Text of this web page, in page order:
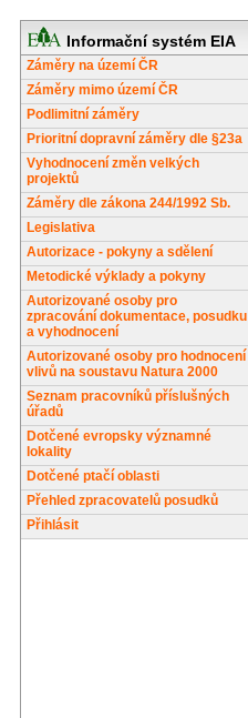
Informační systém EIA
Záměry na území ČR
Záměry mimo území ČR
Podlimitní záměry
Prioritní dopravní záměry dle §23a
Vyhodnocení změn velkých
projektů
Záměry dle zákona 244/1992 Sb.
Legislativa
Autorizace - pokyny a sdělení
Metodické výklady a pokyny
Autorizované osoby pro
zpracování dokumentace, posudku
a vyhodnocení
Autorizované osoby pro hodnocení
vlivů na soustavu Natura 2000
Seznam pracovníků příslušných
úřadů
Dotčené evropsky významné
lokality
Dotčené ptačí oblasti
Přehled zpracovatelů posudků
Přihlásit